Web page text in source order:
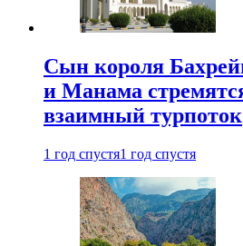
Сын короля
и Манама
взаимный турпоток
1 год спустя1 год спустя